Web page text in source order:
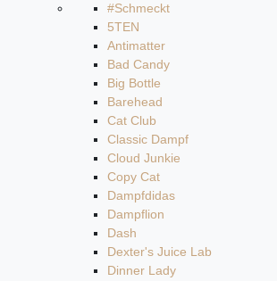
#Schmeckt
5TEN
Antimatter
Bad Candy
Big Bottle
Barehead
Cat Club
Classic Dampf
Cloud Junkie
Copy Cat
Dampfdidas
Dampflion
Dash
Dexter's Juice Lab
Dinner Lady